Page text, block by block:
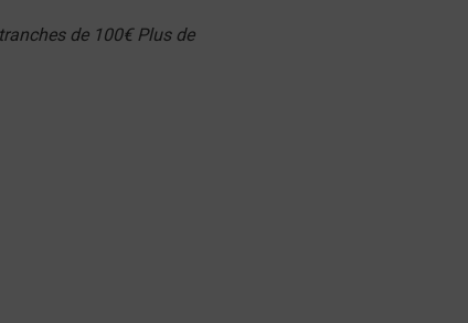
de 100€ Plus de